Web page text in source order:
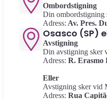
Ombordstigning
Din ombordstigning
Adress: Av. Pres.
Osasco (SP)
Avstigning
Din avstigning sker
Adress: R. Erasmo
Eller
Avstigning sker vid
Adress: Rua